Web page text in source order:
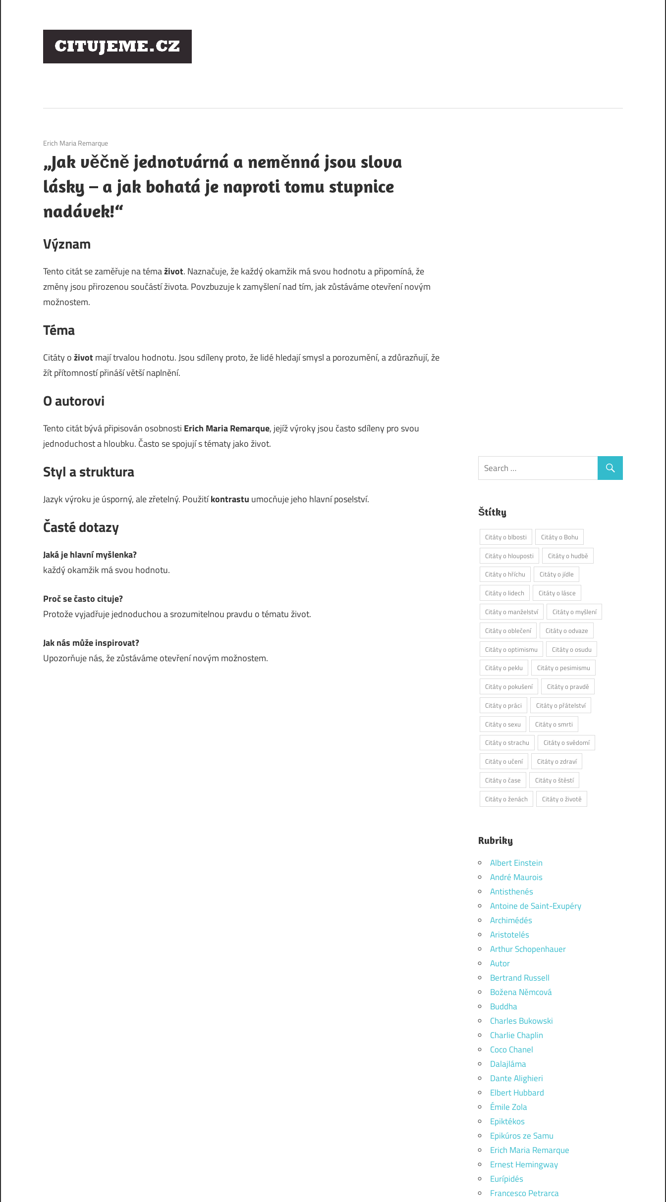
osobností
4. 12. 2020
Erich Maria Remarque
„Jak věčně jednotvárná a neměnná jsou slova
lásky – a jak bohatá je naproti tomu stupnice
nadávek!“
Význam
Tento citát se zaměřuje na témaživot. Naznačuje, že každý okamžik má svou hodnotu a připomíná, že
změny jsou přirozenou součástí života. Povzbuzuje k zamyšlení nad tím, jak zůstáváme otevření novým
možnostem.
Téma
Citáty oživot mají trvalou hodnotu. Jsou sdíleny proto, že lidé hledají smysl a porozumění, a zdůrazňují, že
žít přítomností přináší větší naplnění.
O autorovi
Tento citát bývá připisován osobnosti Erich Maria Remarque, jejíž výroky jsou často sdíleny pro svou
jednoduchost a hloubku. Často se spojují s tématy jako život.
Styl a struktura
Jazyk výroku je úsporný, ale zřetelný. Použitíkontrastu umocňuje jeho hlavní poselství.
Časté dotazy
Jaká je hlavní myšlenka?
každý okamžik má svou hodnotu.
Proč se často cituje?
Protože vyjadřuje jednoduchou a srozumitelnou pravdu o tématu život.
Jak nás může inspirovat?
Upozorňuje nás, že zůstáváme otevření novým možnostem.
Štítky
Citáty o blbosti
Citáty o Bohu
Citáty o hlouposti
Citáty o hudbě
Citáty o hříchu
Citáty o jídle
Citáty o lidech
Citáty o lásce
Citáty o manželství
Citáty o myšlení
Citáty o oblečení
Citáty o odvaze
Citáty o optimismu
Citáty o osudu
Citáty o peklu
Citáty o pesimismu
Citáty o pokušení
Citáty o pravdě
Citáty o práci
Citáty o přátelství
Citáty o sexu
Citáty o smrti
Citáty o strachu
Citáty o svědomí
Citáty o učení
Citáty o zdraví
Citáty o čase
Citáty o štěstí
Citáty o ženách
Citáty o životě
Rubriky
Albert Einstein
André Maurois
Antisthenés
Antoine de Saint-Exupéry
Archimédés
Aristotelés
Arthur Schopenhauer
Autor
Bertrand Russell
Božena Němcová
Buddha
Charles Bukowski
Charlie Chaplin
Coco Chanel
Dalajláma
Dante Alighieri
Elbert Hubbard
Émile Zola
Epiktékos
Epikúros ze Samu
Erich Maria Remarque
Ernest Hemingway
Eurípidés
Francesco Petrarca